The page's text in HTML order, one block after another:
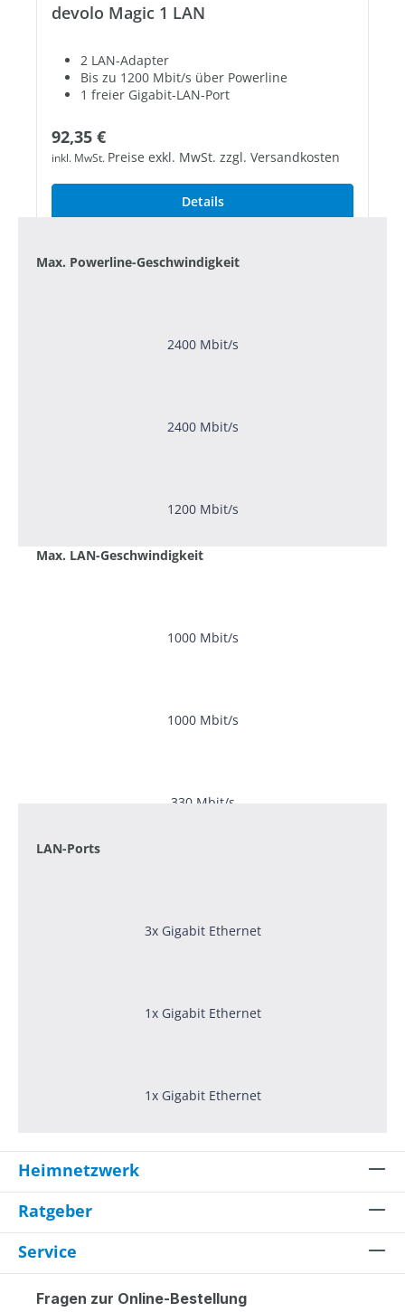
devolo Magic 1 LAN
2 LAN-Adapter
Bis zu 1200 Mbit/s über Powerline
1 freier Gigabit-LAN-Port
Regulärer Preis:
92,35 €
inkl. MwSt. Preise exkl. MwSt. zzgl. Versandkosten
Details
Max. Powerline-Geschwindigkeit
2400 Mbit/s
2400 Mbit/s
1200 Mbit/s
Max. LAN-Geschwindigkeit
1000 Mbit/s
1000 Mbit/s
330 Mbit/s
LAN-Ports
3x Gigabit Ethernet
1x Gigabit Ethernet
1x Gigabit Ethernet
Heimnetzwerk
Ratgeber
Service
Fragen zur Online-Bestellung